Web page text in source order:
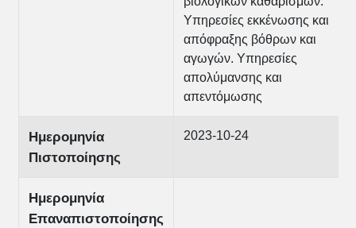
Υπηρεσίες εκκένωσης και
απόφραξης βόθρων και
αγωγών. Υπηρεσίες
απολύμανσης και
απεντόμωσης
Ημερομηνία
Πιστοποίησης
2023-10-24
Ημερομηνία
Επαναπιστοποίησης